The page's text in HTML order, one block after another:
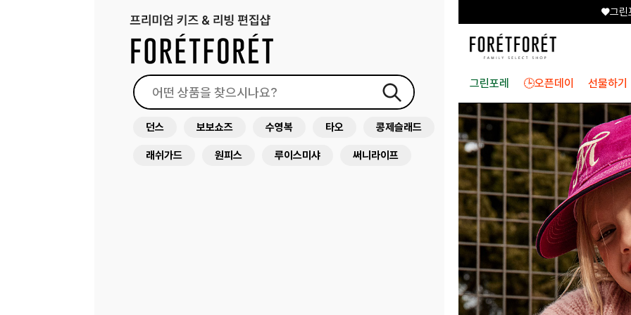
♥그린
그린포레 🕒오픈데이 선물하기
던스 보보쇼즈 수영복 타오 콩제슬래드
래쉬가드 원피스 루이스미샤 써니라이프